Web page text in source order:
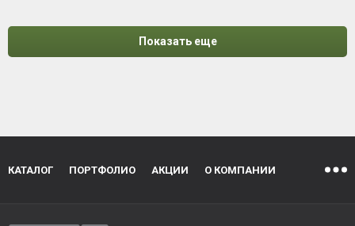
Показать еще
КАТАЛОГ ПОРТФОЛИО АКЦИИ О КОМПАНИИ